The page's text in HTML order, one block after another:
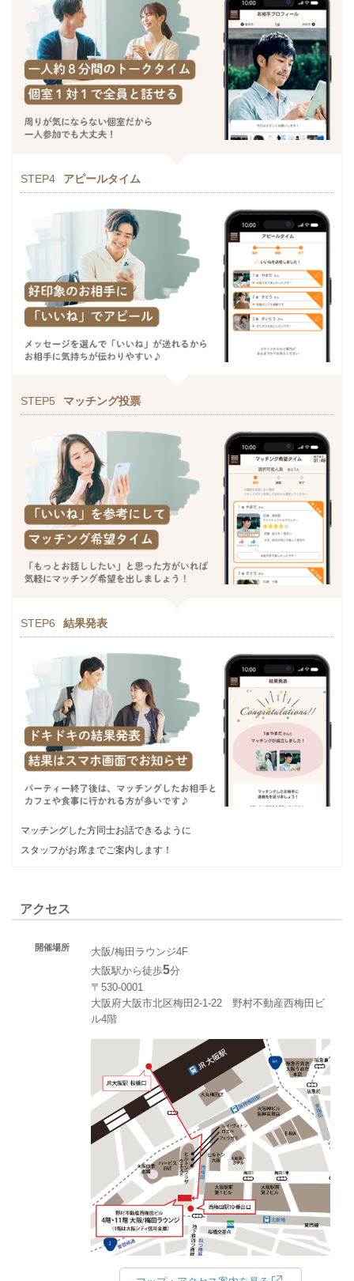
STEP4 アピールタイム
STEP5 マッチング投票
STEP6 結果発表
マッチングした方同士お話できるように
スタッフがお席までご案内します！
アクセス
開催場所
大阪/梅田ラウンジ4F
大阪駅から徒歩5分
〒530-0001
大阪府大阪市北区梅田2-1-22 野村不動産西梅田ビ
ル4階